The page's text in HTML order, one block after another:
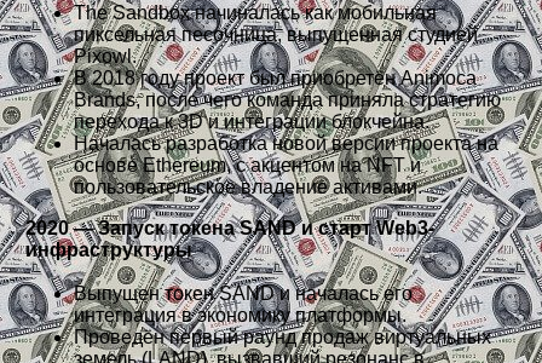
The Sandbox начиналась как мобильная
пиксельная песочница, выпущенная студией
Pixowl.
В 2018 году проект был приобретён Animoca
Brands, после чего команда приняла стратегию
перехода к 3D и интеграции блокчейна.
Началась разработка новой версии проекта на
основе Ethereum, с акцентом на NFT и
пользовательское владение активами.
2020 — Запуск токена SAND и старт Web3-
инфраструктуры
Выпущен токен SAND и началась его
интеграция в экономику платформы.
Проведён первый раунд продаж виртуальных
земель (LAND), вызвавший резонанс в